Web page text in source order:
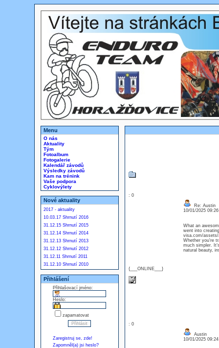
Menu
O nás
Aktuality
Tým
Fotoalbum
Fotogalerie
Kalendář závodů
Výsledky závodů
Kam na trénink
Vaše podpora
Cyklovýlety
Nové aktuality
2017 - aktuality
10.03.17 Shrnutí 2016
31.12.15 Shrnutí 2015
31.12.14 Shrnutí 2014
31.12.13 Shrnutí 2013
31.12.12 Shrnutí 2012
31.12.11 Shrnutí 2011
31.12.10 Shrnutí 2010
Přihlášení
Přihlašovací jméno:
Heslo:
zapamatovat
Zaregistruj se, zde!
Zapomněl(a) jsi heslo?
: 0
{___ONLINE___}
Re: Austin
10/01/2025
What an
went into
visa.com/assets/
Whether you're
much simpler.
natural beauty,
: 0
Austin
10/01/2025